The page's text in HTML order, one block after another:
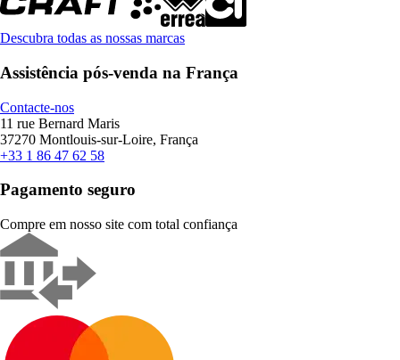
Descubra todas as nossas marcas
Assistência pós-venda na França
Contacte-nos
11 rue Bernard Maris
37270 Montlouis-sur-Loire, França
+33 1 86 47 62 58
Pagamento seguro
Compre em nosso site com total confiança